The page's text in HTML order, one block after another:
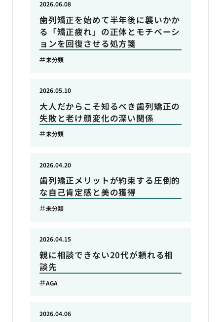
歯列矯正を始めて半年後に襲いかか
る「矯正疲れ」の正体とモチベーシ
ョンを回復させる処方箋
2026.06.08
未分類
大人だからこそ知るべき歯列矯正の
失敗と老け顔変化の深い関係
2026.05.10
未分類
歯列矯正メリットが約束する圧倒的
な自己肯定感と美の獲得
2026.04.20
未分類
親に相談できない20代が頼れる相
談先
2026.04.15
AGA
2026.04.06